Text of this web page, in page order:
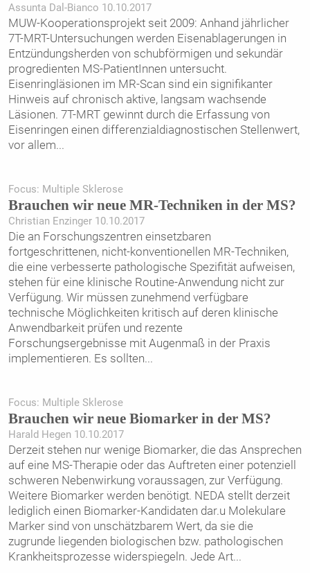
Assunta Dal-Bianco 10.10.2017
MUW-Kooperationsprojekt seit 2009: Anhand jährlicher
7T-MRT-Untersuchungen werden Eisenablagerungen in
Entzündungsherden von schubförmigen und sekundär
progredienten MS-PatientInnen untersucht.
Eisenringläsionen im MR-Scan sind ein signifikanter
Hinweis auf chronisch aktive, langsam wachsende
Läsionen. 7T-MRT gewinnt durch die Erfassung von
Eisenringen einen differenzialdiagnostischen Stellenwert,
vor allem...
Focus: Multiple Sklerose
Brauchen wir neue MR-Techniken in der MS?
Christian Enzinger 10.10.2017
Die an Forschungszentren einsetzbaren
fortgeschrittenen, nicht-konventionellen MR-Techniken,
die eine verbesserte pathologische Spezifität aufweisen,
stehen für eine klinische Routine-Anwendung nicht zur
Verfügung. Wir müssen zunehmend verfügbare
technische Möglichkeiten kritisch auf deren klinische
Anwendbarkeit prüfen und rezente
Forschungsergebnisse mit Augenmaß in der Praxis
implementieren. Es sollten...
Focus: Multiple Sklerose
Brauchen wir neue Biomarker in der MS?
Harald Hegen 10.10.2017
Derzeit stehen nur wenige Biomarker, die das Ansprechen
auf eine MS-Therapie oder das Auftreten einer potenziell
schweren Nebenwirkung voraussagen, zur Verfügung.
Weitere Biomarker werden benötigt. NEDA stellt derzeit
lediglich einen Biomarker-Kandidaten dar.u Molekulare
Marker sind von unschätzbarem Wert, da sie die
zugrunde liegenden biologischen bzw. pathologischen
Krankheitsprozesse widerspiegeln. Jede Art...